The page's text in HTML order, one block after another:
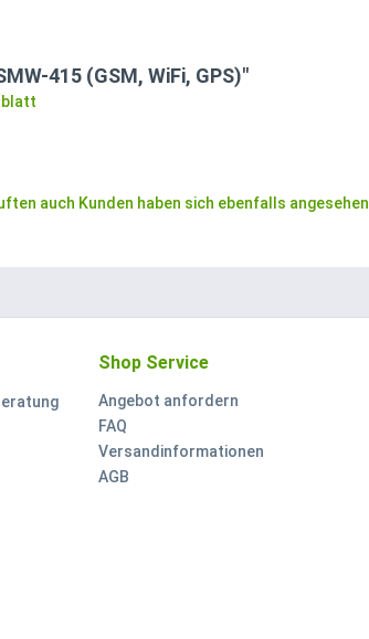
415 (GSM, WiFi, GPS)"
auch Kunden haben sich ebenfalls angesehen
Shop Service
Angebot anfordern
FAQ
Versandinformationen
AGB